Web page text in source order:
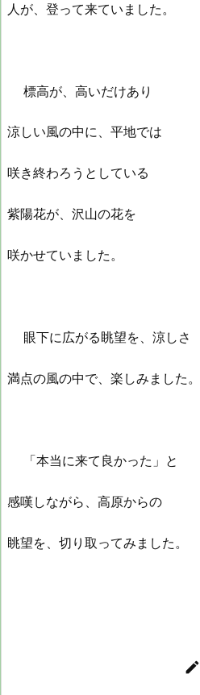
人が、登って来ていました。
標高が、高いだけあり
涼しい風の中に、平地では
咲き終わろうとしている
紫陽花が、沢山の花を
咲かせていました。
眼下に広がる眺望を、涼しさ
満点の風の中で、楽しみました。
「本当に来て良かった」と
感嘆しながら、高原からの
眺望を、切り取ってみました。
